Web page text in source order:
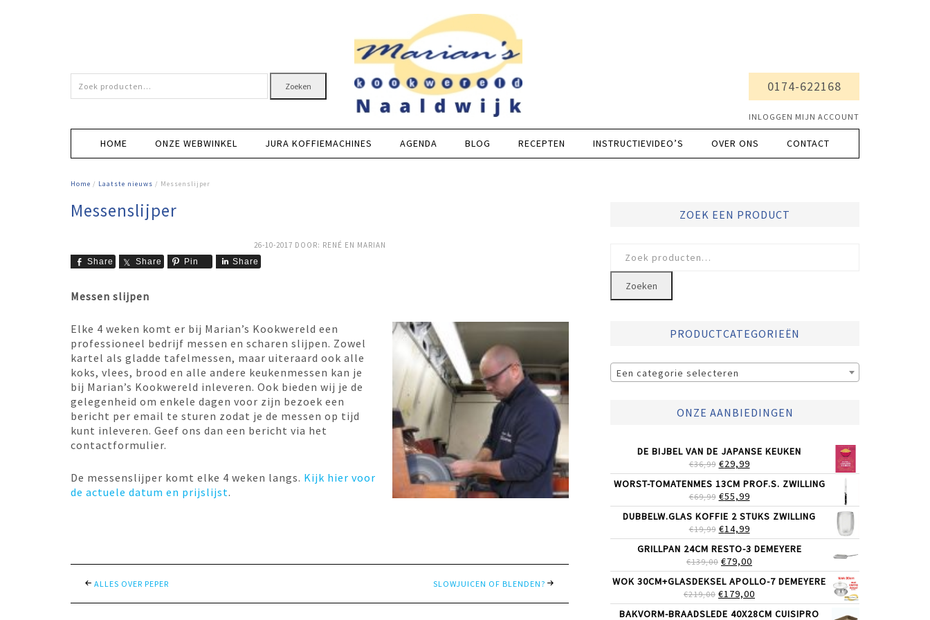
Zoeken
naar:
Zoeken 0174-622168
INLOGGEN MIJN ACCOUNT
HOME ONZE WEBWINKEL JURA KOFFIEMACHINES AGENDA BLOG RECEPTEN INSTRUCTIEVIDEO’S OVER ONS CONTACT
Home / Laatste nieuws / Messenslijper
Messenslijper
26-10-2017 DOOR: RENÉ EN MARIAN
Share
Share Pin Share
Messen slijpen
Elke 4 weken komt er bij Marian’s Kookwereld een
professioneel bedrijf messen en scharen slijpen. Zowel
kartel als gladde tafelmessen, maar uiteraard ook alle
koks, vlees, brood en alle andere keukenmessen kan je
bij Marian’s Kookwereld inleveren. Ook bieden wij je de
gelegenheid om enkele dagen voor zijn bezoek een
bericht per email te sturen zodat je de messen op tijd
kunt inleveren. Geef ons dan een bericht via het
contactformulier.
De messenslijper komt elke 4 weken langs. Kijk hier voor
de actuele datum en prijslijst.
ALLES OVER PEPER SLOWJUICEN OF BLENDEN?
ZOEK EEN PRODUCT
naar:
Zoeken
PRODUCTCATEGORIEËN
Een categorie selecteren
ONZE AANBIEDINGEN
DE BIJBEL VAN DE JAPANSE KEUKEN
€36,99 OORSPRONKELIJKE
PRIJS
WAS:
€36,99.
€29,99HUIDIGE
PRIJS
IS:
€29,99.
WORST-TOMATENMES 13CM PROF.S. ZWILLING
€69,99 OORSPRONKELIJKE
PRIJS
WAS:
€69,99.
€55,99HUIDIGE
PRIJS
IS:
€55,99.
DUBBELW.GLAS KOFFIE 2 STUKS ZWILLING
€19,99 OORSPRONKELIJKE
PRIJS
WAS:
€19,99.
€14,99HUIDIGE
PRIJS
IS:
€14,99.
GRILLPAN 24CM RESTO-3 DEMEYERE
€139,00 OORSPRONKELIJKE
PRIJS
WAS:
€139,00.
€79,00
PRIJS
IS:
€79,00.
WOK 30CM+GLASDEKSEL APOLLO-7 DEMEYERE
€219,00 OORSPRONKELIJKE
PRIJS
€179,00
PRIJS
BAKVORM-BRAADSLEDE 40X28CM CUISIPRO